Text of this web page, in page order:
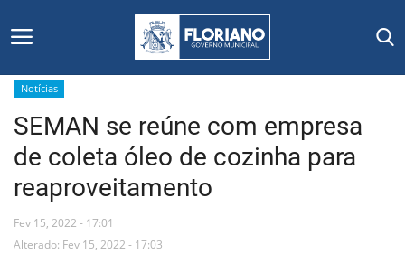
Início
Editais
Floriano
Notícias
SEMAN se reúne com empresa
de coleta óleo de cozinha para
reaproveitamento
Fev 15, 2022 - 17:01
Alterado: Fev 15, 2022 - 17:03